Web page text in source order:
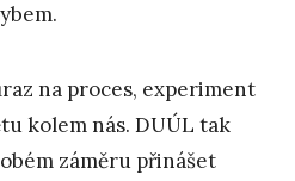
na proces, experiment
kolem nás. DUÚL tak
záměru přinášet